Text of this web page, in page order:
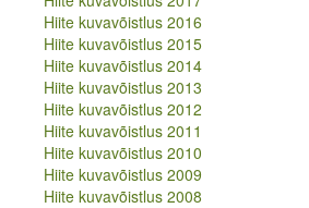
Hiite kuvavõistlus 2014
Hiite kuvavõistlus 2013
Hiite kuvavõistlus 2012
Hiite kuvavõistlus 2011
Hiite kuvavõistlus 2010
Hiite kuvavõistlus 2009
Hiite kuvavõistlus 2008
Hiite kuvavõistlus 2016
Hiite kuvavõistlus 2015
Hiite kuvavõistlus 2014
Hiite kuvavõistlus 2013
Hiite kuvavõistlus 2012
Hiite kuvavõistlus 2011
Hiite kuvavõistlus 2010
Hiite kuvavõistlus 2009
Hiite kuvavõistlus 2008